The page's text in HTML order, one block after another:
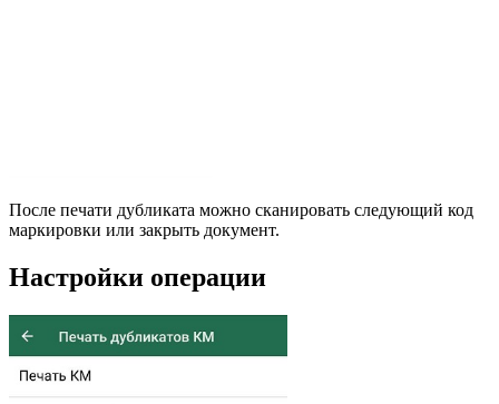
После печати дубликата можно сканировать следующий код
маркировки или закрыть документ.
Настройки операции